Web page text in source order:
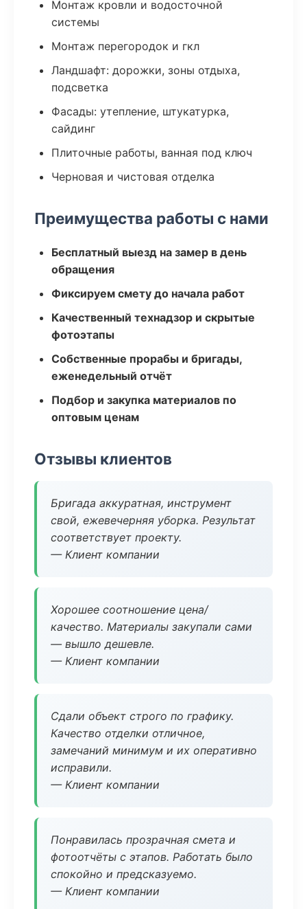
Монтаж кровли и водосточной
системы
Монтаж перегородок и гкл
Ландшафт: дорожки, зоны отдыха,
подсветка
Фасады: утепление, штукатурка,
сайдинг
Плиточные работы, ванная под ключ
Черновая и чистовая отделка
Преимущества работы с нами
Бесплатный выезд на замер в день
обращения
Фиксируем смету до начала работ
Качественный технадзор и скрытые
фотоэтапы
Собственные прорабы и бригады,
еженедельный отчёт
Подбор и закупка материалов по
оптовым ценам
Отзывы клиентов
Бригада аккуратная, инструмент
свой, ежевечерняя уборка. Результат
соответствует проекту.
— Клиент компании
Хорошее соотношение цена/
качество. Материалы закупали сами
— вышло дешевле.
— Клиент компании
Сдали объект строго по графику.
Качество отделки отличное,
замечаний минимум и их оперативно
исправили.
— Клиент компании
Понравилась прозрачная смета и
фотоотчёты с этапов. Работать было
спокойно и предсказуемо.
— Клиент компании